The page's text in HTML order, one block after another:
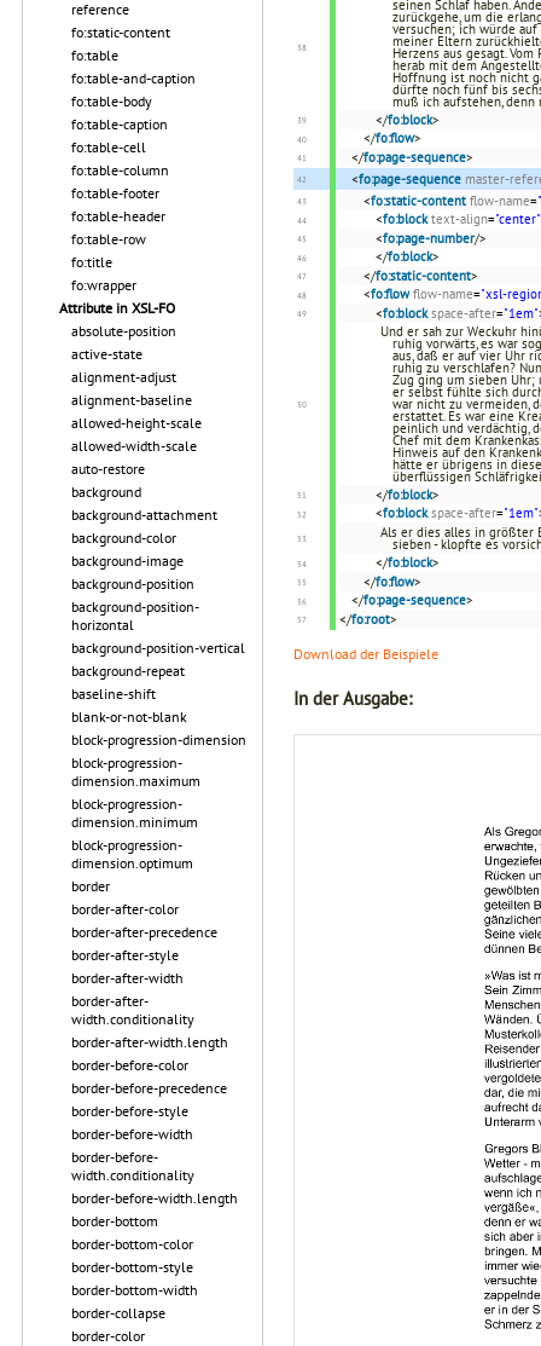
reference
fo:static-content
fo:table
fo:table-and-caption
fo:table-body
fo:table-caption
fo:table-cell
fo:table-column
fo:table-footer
fo:table-header
fo:table-row
fo:title
fo:wrapper
Attribute in XSL-FO
absolute-position
active-state
alignment-adjust
alignment-baseline
allowed-height-scale
allowed-width-scale
auto-restore
background
background-attachment
background-color
background-image
background-position
background-position-
horizontal
background-position-vertical
background-repeat
baseline-shift
blank-or-not-blank
block-progression-dimension
block-progression-
dimension.maximum
block-progression-
dimension.minimum
block-progression-
dimension.optimum
border
border-after-color
border-after-precedence
border-after-style
border-after-width
border-after-
width.conditionality
border-after-width.length
border-before-color
border-before-precedence
border-before-style
border-before-width
border-before-
width.conditionality
border-before-width.length
border-bottom
border-bottom-color
border-bottom-style
border-bottom-width
border-collapse
border-color
seinen Schlaf haben.
zurückgehe, um die
versuchen; ich würde
meiner Eltern
Herzens aus gesagt.
herab mit dem
Hoffnung ist noch nicht
dürfte noch fünf bis
muß ich aufstehen,
</fo:block>
</fo:flow>
</fo:page-sequence>
<fo:page-sequence master-
<fo:static-content flow-name=
<fo:block text-align="center"
<fo:page-number/>
</fo:block>
</fo:static-content>
<fo:flow flow-name="xsl-
<fo:block space-after="1em"
Und er sah zur Weckuhr
ruhig vorwärts, es war
aus, daß er auf vier Uhr
ruhig zu verschlafen?
Zug ging um sieben Uhr;
er selbst fühlte sich
war nicht zu vermeiden,
erstattet. Es war eine
peinlich und verdächtig,
Chef mit dem
Hinweis auf den
hätte er übrigens in
überflüssigen
</fo:block>
<fo:block space-after="1em"
Als er dies alles in größter
sieben - klopfte es
</fo:block>
</fo:flow>
</fo:page-sequence>
</fo:root>
Download der Beispiele
In der Ausgabe: